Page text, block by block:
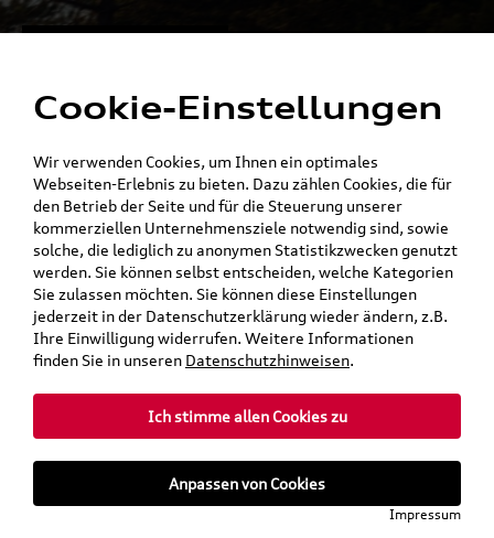
Cookie-Einstellungen
Wir verwenden Cookies, um Ihnen ein optimales
Webseiten-Erlebnis zu bieten. Dazu zählen Cookies, die für
den Betrieb der Seite und für die Steuerung unserer
kommerziellen Unternehmensziele notwendig sind, sowie
solche, die lediglich zu anonymen Statistikzwecken genutzt
werden. Sie können selbst entscheiden, welche Kategorien
Sie zulassen möchten. Sie können diese Einstellungen
jederzeit in der Datenschutzerklärung wieder ändern, z.B.
Ihre Einwilligung widerrufen. Weitere Informationen
finden Sie in unseren Datenschutzhinweisen.
Ich stimme allen Cookies zu
Anpassen von Cookies
Impressum